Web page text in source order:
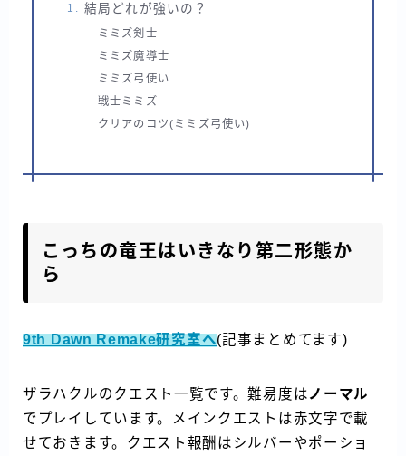
結局どれが強いの？
ミミズ剣士
ミミズ魔導士
ミミズ弓使い
戦士ミミズ
クリアのコツ(ミミズ弓使い)
こっちの竜王はいきなり第二形態か
ら
9th Dawn Remake研究室へ(記事まとめてます)
ザラハクルのクエスト一覧です。難易度はノーマル
でプレイしています。メインクエストは赤文字で載
せておきます。クエスト報酬はシルバーやポーショ